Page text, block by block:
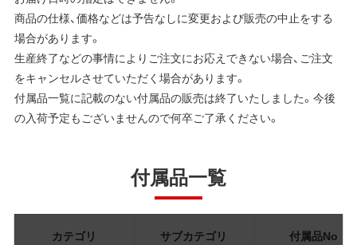
商品の仕様、価格などは予告なしに変更および販売の中止をする
場合があります。
生産終了などの事情によりご注文にお応えできない場合、ご注文
をキャンセルさせていただく場合があります。
付属品一覧に記載のない付属品の販売は終了いたしました。今後
の入荷予定もございませんので何卒ご了承ください。
付属品一覧
カテゴリ サブカテゴリ 付属品No